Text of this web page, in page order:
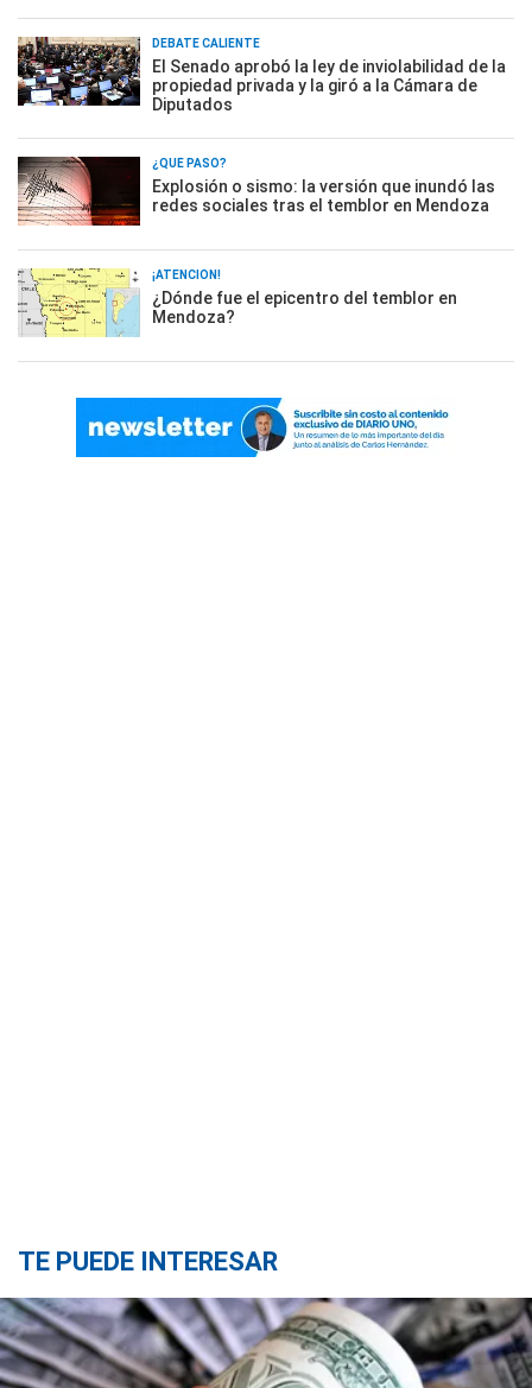
DEBATE CALIENTE
El Senado aprobó la ley de inviolabilidad de la
propiedad privada y la giró a la Cámara de
Diputados
¿QUÉ PASÓ?
Explosión o sismo: la versión que inundó las
redes sociales tras el temblor en Mendoza
¡ATENCIÓN!
¿Dónde fue el epicentro del temblor en
Mendoza?
TE PUEDE INTERESAR